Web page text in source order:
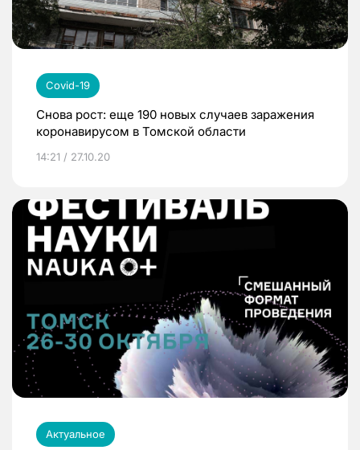
Covid-19
Снова рост: еще 190 новых случаев заражения
коронавирусом в Томской области
14:21 / 27.10.20
Актуальное